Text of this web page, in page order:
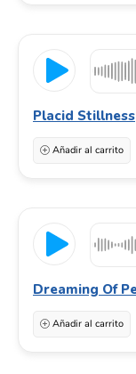
Placid Stillness
Añadir al carrito
Dreaming Of
Añadir al carrito